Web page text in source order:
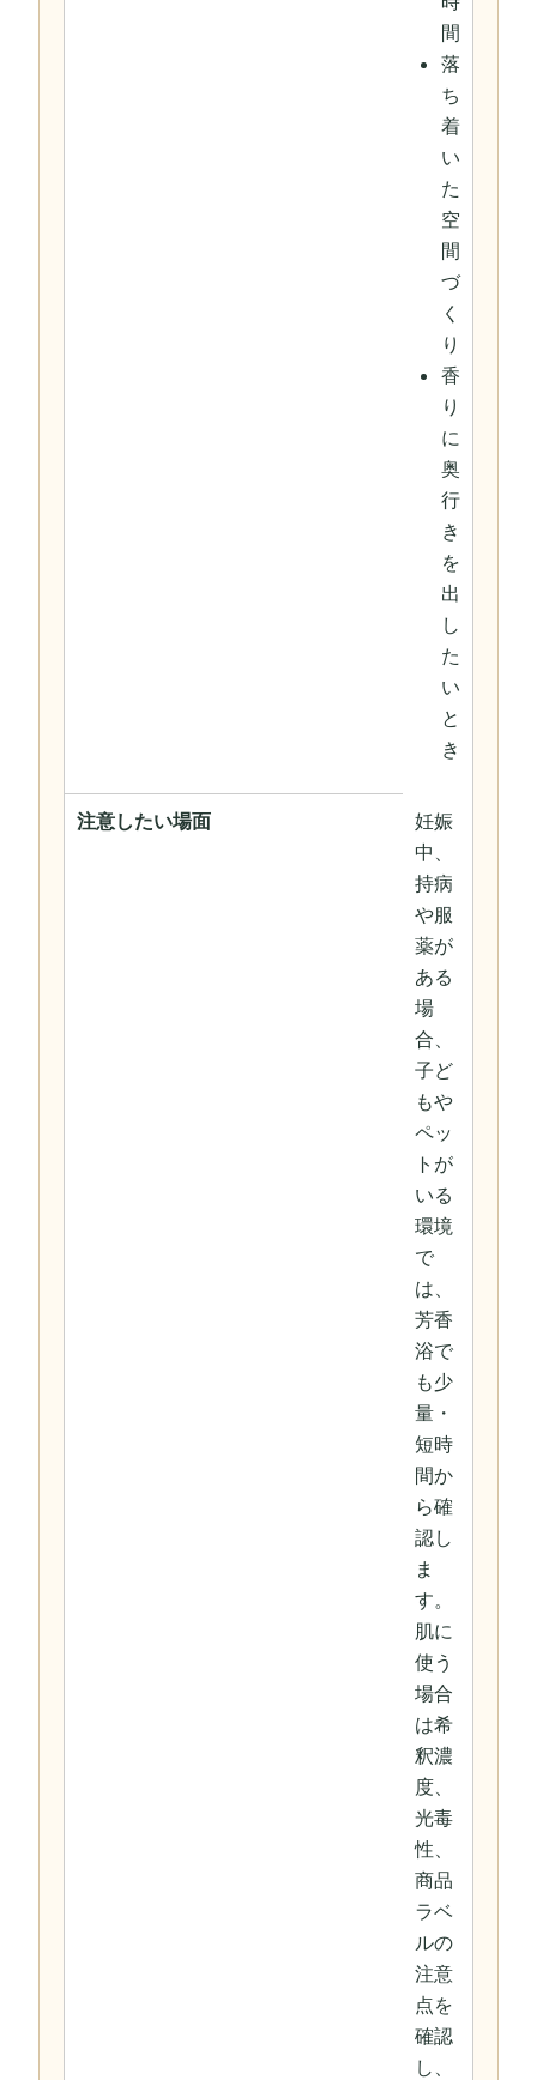
間
落
ち
着
い
た
空
間
づ
く
り
香
り
に
奥
行
き
を
出
し
た
い
と
き
注意したい場面
妊娠
中、
持病
や服
薬が
ある
場
合、
子ど
もや
ペッ
トが
いる
環境
で
は、
芳香
浴で
も少
量・
短時
間か
ら確
認し
ま
す。
肌に
使う
場合
は希
釈濃
度、
光毒
性、
商品
ラベ
ルの
注意
点を
確認
し、